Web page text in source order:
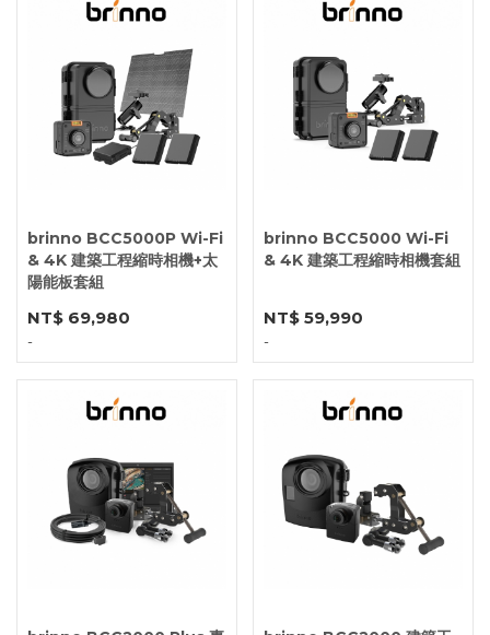
brinno BCC5000P Wi-Fi
& 4K 建築工程縮時相機+太
陽能板套組
NT$ 69,980
-
brinno BCC5000 Wi-Fi
& 4K 建築工程縮時相機套組
NT$ 59,990
-